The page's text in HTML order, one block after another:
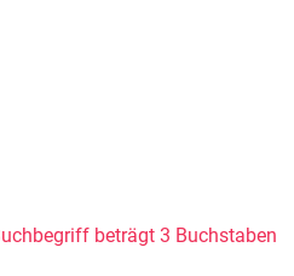
beträgt 3 Buchstaben